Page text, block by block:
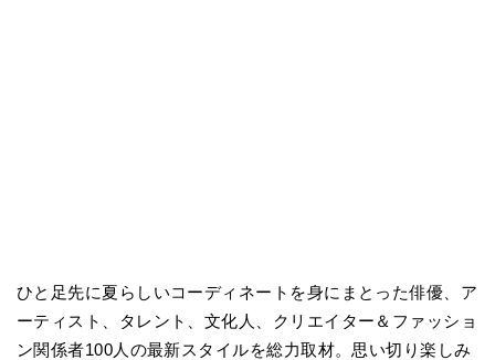
ひと足先に夏らしいコーディネートを身にまとった俳優、ア
ーティスト、タレント、文化人、クリエイター＆ファッショ
ン関係者100人の最新スタイルを総力取材。思い切り楽しみ